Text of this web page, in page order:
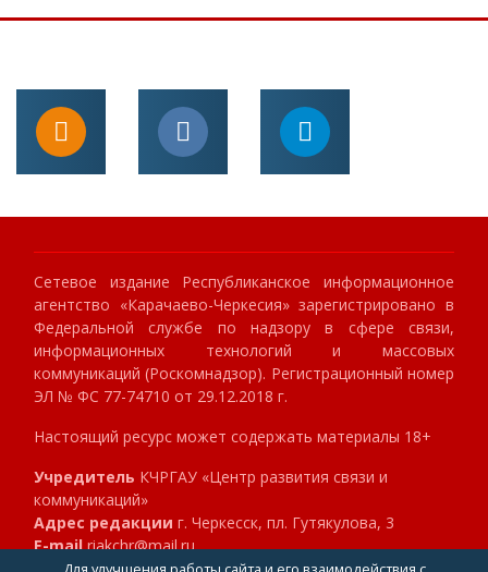
Сетевое издание Республиканское информационное
агентство «Карачаево-Черкесия» зарегистрировано в
Федеральной службе по надзору в сфере связи,
информационных технологий и массовых
коммуникаций (Роскомнадзор). Регистрационный номер
ЭЛ № ФС 77-74710 от 29.12.2018 г.
Настоящий ресурс может содержать материалы 18+
Учредитель КЧРГАУ «Центр развития связи и
коммуникаций»
Адрес редакции г. Черкесск, пл. Гутякулова, 3
E-mailriakchr@mail.ru